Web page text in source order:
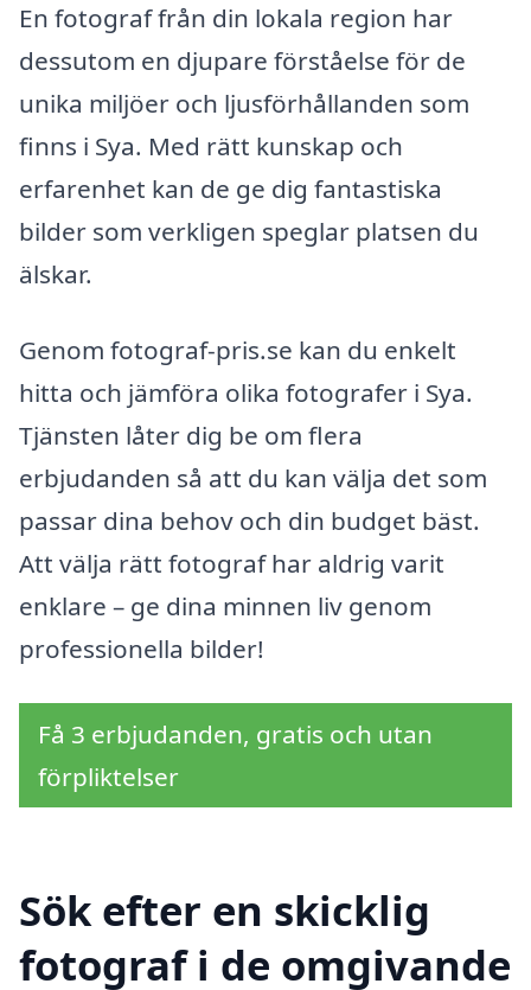
En fotograf från din lokala region har
dessutom en djupare förståelse för de
unika miljöer och ljusförhållanden som
finns i Sya. Med rätt kunskap och
erfarenhet kan de ge dig fantastiska
bilder som verkligen speglar platsen du
älskar.
Genom fotograf-pris.se kan du enkelt
hitta och jämföra olika fotografer i Sya.
Tjänsten låter dig be om flera
erbjudanden så att du kan välja det som
passar dina behov och din budget bäst.
Att välja rätt fotograf har aldrig varit
enklare – ge dina minnen liv genom
professionella bilder!
Få 3 erbjudanden, gratis och utan
förpliktelser
Sök efter en skicklig
fotograf i de omgivande